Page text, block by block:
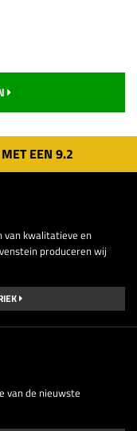
EEN 9.2
van kwalitatieve en
produceren wij
van de nieuwste